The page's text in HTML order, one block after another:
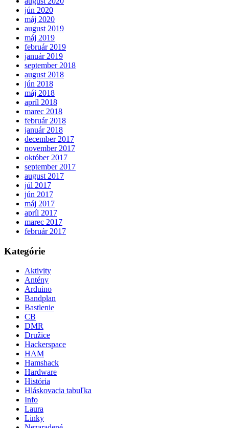
jún 2020
máj 2020
august 2019
máj 2019
február 2019
január 2019
september 2018
august 2018
jún 2018
máj 2018
apríl 2018
marec 2018
február 2018
január 2018
december 2017
november 2017
október 2017
september 2017
august 2017
júl 2017
jún 2017
máj 2017
apríl 2017
marec 2017
február 2017
Kategórie
Aktivity
Antény
Arduino
Bandplan
Bastlenie
CB
DMR
Družice
Hackerspace
HAM
Hamshack
Hardware
História
Hláskovacia tabuľka
Info
Laura
Linky